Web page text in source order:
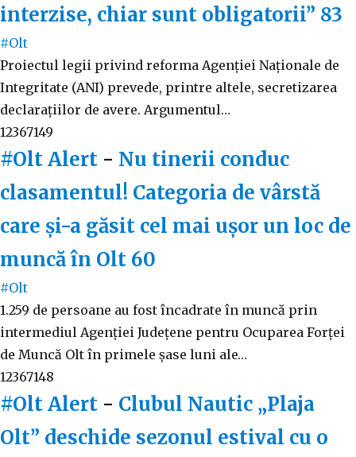
interzise, chiar sunt obligatorii” 83
#Olt
Proiectul legii privind reforma Agenției Naționale de
Integritate (ANI) prevede, printre altele, secretizarea
declarațiilor de avere. Argumentul…
12367149
#Olt Alert - Nu tinerii conduc
clasamentul! Categoria de vârstă
care și-a găsit cel mai ușor un loc de
muncă în Olt 60
#Olt
1.259 de persoane au fost încadrate în muncă prin
intermediul Agenției Județene pentru Ocuparea Forței
de Muncă Olt în primele șase luni ale…
12367148
#Olt Alert - Clubul Nautic „Plaja
Olt” deschide sezonul estival cu o